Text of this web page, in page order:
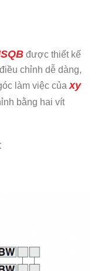
được thiết kế
chỉnh dễ dàng,
làm việc của xy
bằng hai vít